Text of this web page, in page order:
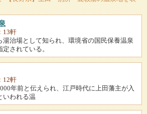
13軒
湯治場として知られ、環境省の国民保養温泉
定されている。
12軒
年前と伝えられ、江戸時代に上田藩主が入
いわれる温